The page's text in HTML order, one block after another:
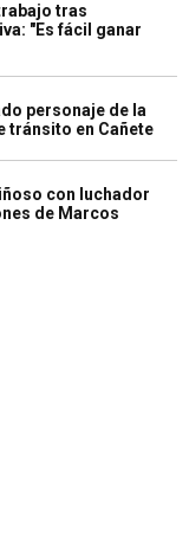
tras
"Es fácil ganar
personaje de la
tránsito en Cañete
con luchador
de Marcos